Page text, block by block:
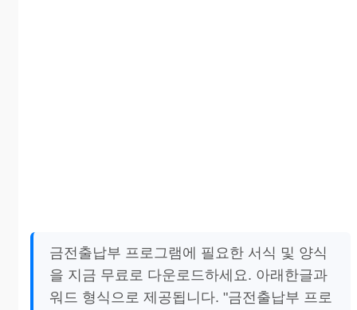
금전출납부 프로그램에 필요한 서식 및 양식
을 지금 무료로 다운로드하세요. 아래한글과
워드 형식으로 제공됩니다. "금전출납부 프로